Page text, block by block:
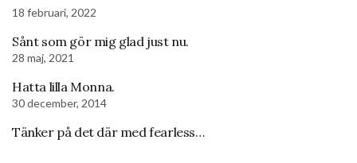
18 februari, 2022
Sånt som gör mig glad just nu.
28 maj, 2021
Hatta lilla Monna.
30 december, 2014
Tänker på det där med fearless…